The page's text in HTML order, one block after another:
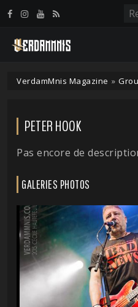
VerdamMnis Magazine »
PETER HOOK
Pas encore de
GALERIES PHOTOS
Panneau de gestion des cookies